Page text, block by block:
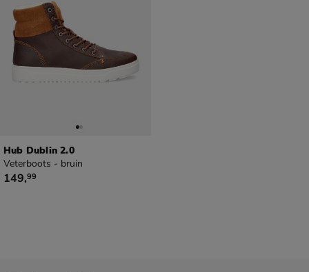
Hub Dublin 2.0
Veterboots - bruin
€ 149,99
149,99